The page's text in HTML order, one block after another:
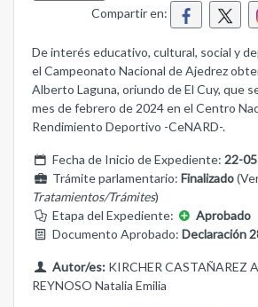
Compartir en:
De interés educativo, cultural, social y
el Campeonato Nacional de Ajedrez
Alberto Laguna, oriundo de El Cuy, que
mes de febrero de 2024 en el Centro
Rendimiento Deportivo -CeNARD-.
Fecha de Inicio de Expediente: 22-
Trámite parlamentario: Finalizado
Tratamientos/Trámites)
Etapa del Expediente:
Aprobado
Documento Aprobado: Declaración
Autor/es:KIRCHER CASTAÑAREZ
REYNOSO Natalia Emilia